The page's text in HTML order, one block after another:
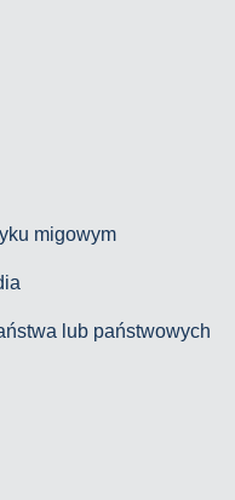
migowym
lub państwowych